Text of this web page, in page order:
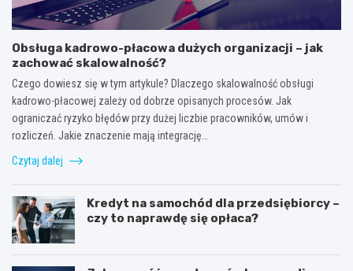
Obsługa kadrowo-płacowa dużych organizacji – jak
zachować skalowalność?
Czego dowiesz się w tym artykule? Dlaczego skalowalność obsługi
kadrowo-płacowej zależy od dobrze opisanych procesów. Jak
ograniczać ryzyko błędów przy dużej liczbie pracowników, umów i
rozliczeń. Jakie znaczenie mają integrację…
Czytaj dalej
Kredyt na samochód dla przedsiębiorcy –
czy to naprawdę się opłaca?